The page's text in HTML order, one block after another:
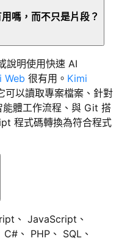
嗎，而不只是片段？
說明使用快速 AI
Web 很有用。 Kimi
可以讀取專案檔案、針對
體工作流程、與 Git 搭
程式碼轉換為符合程式
、 JavaScript、
、 PHP、 SQL、